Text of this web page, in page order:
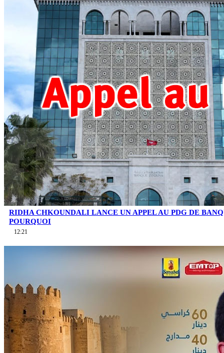
RIDHA CHKOUNDALI LANCE UN APPEL AU PDG DE
POURQUOI
12:21